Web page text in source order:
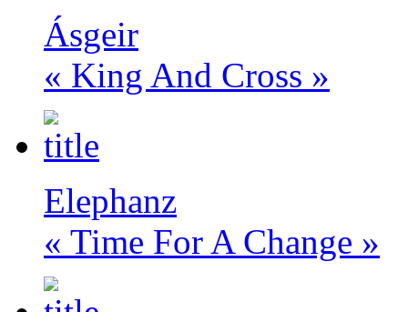
Ásgeir
« King And Cross »
Elephanz
« Time For A Change »